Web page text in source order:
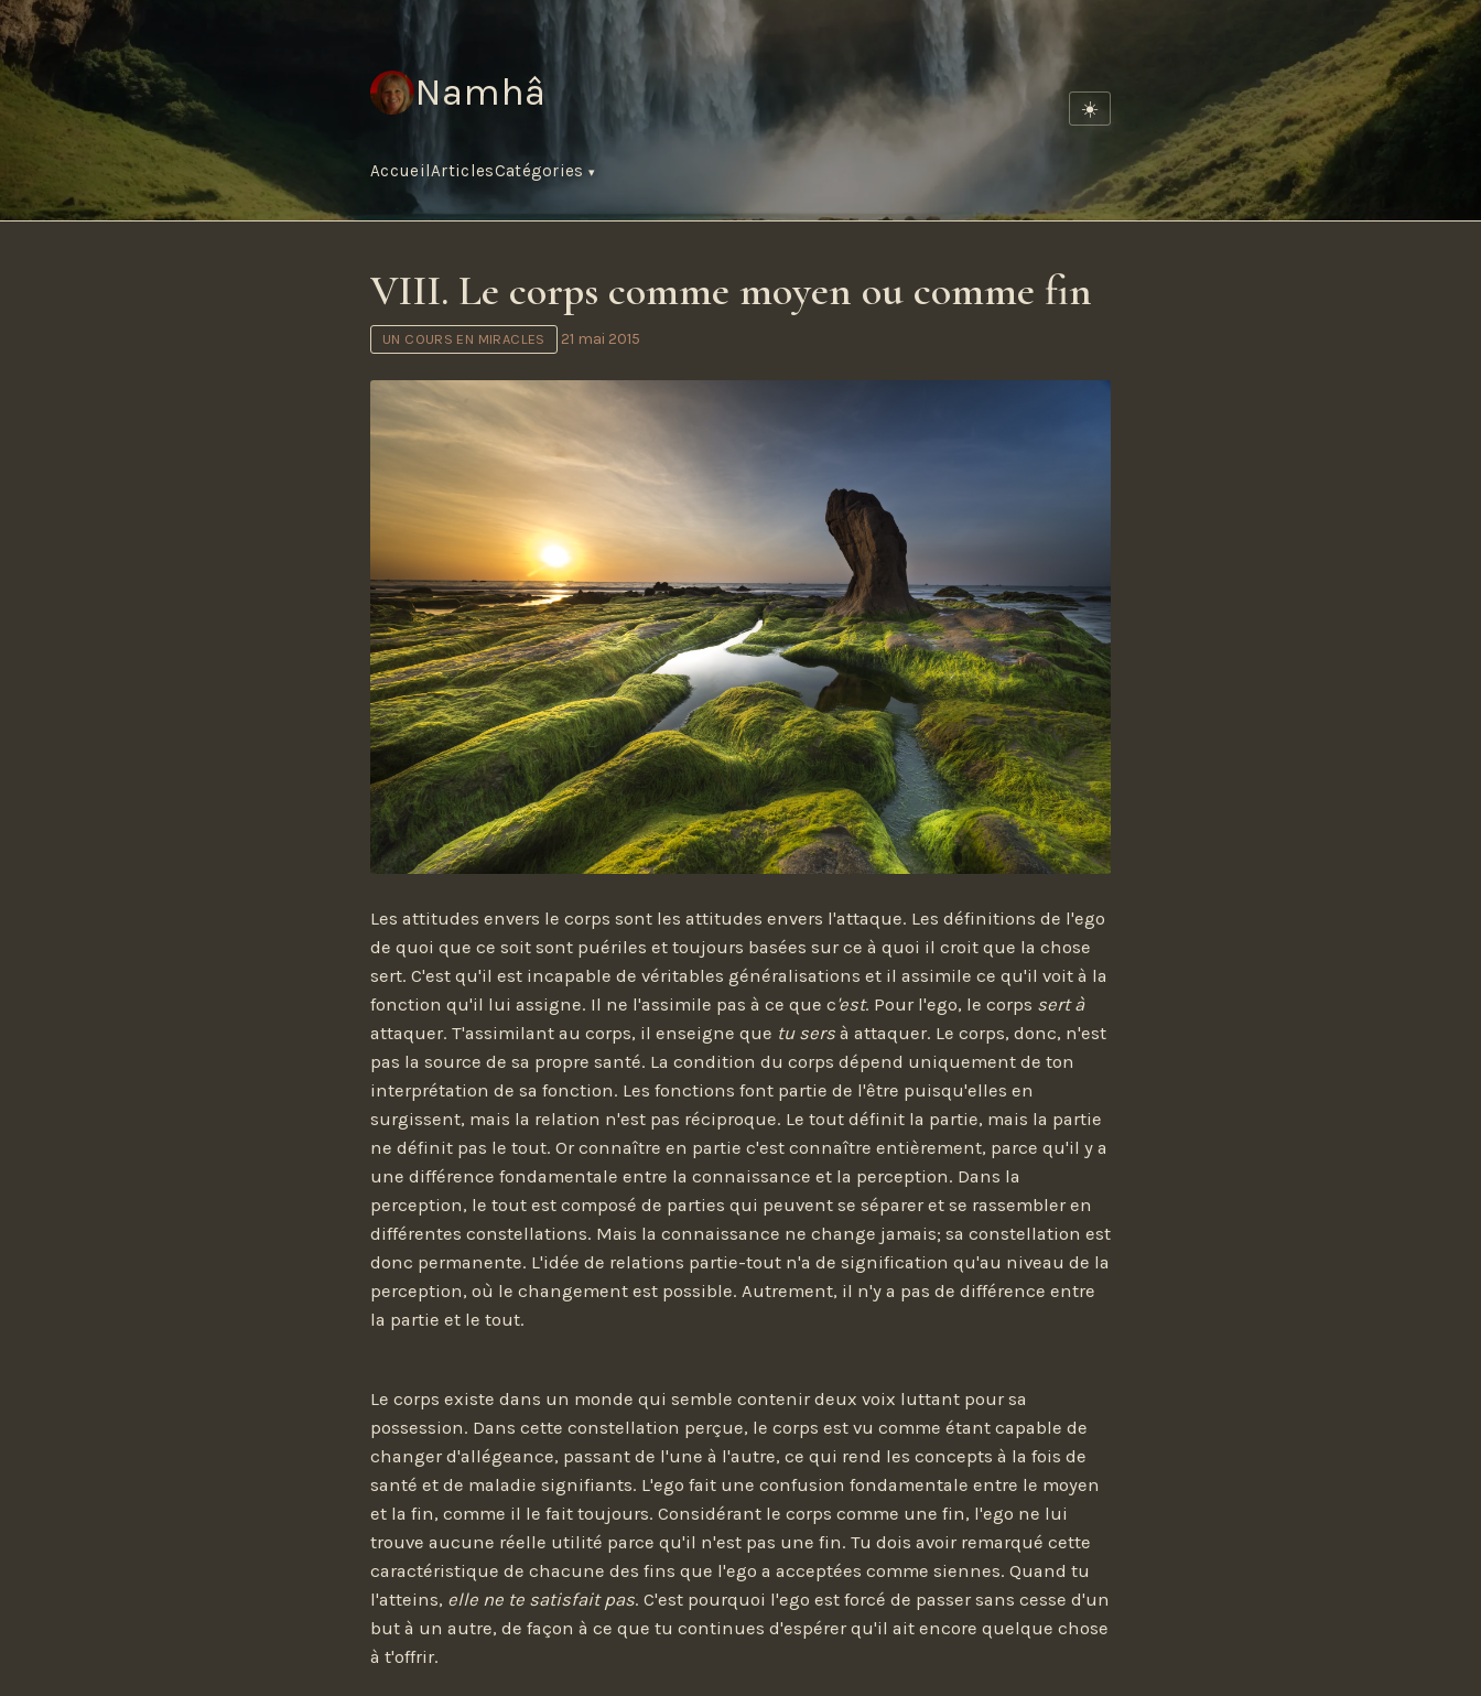
Namhâ ☀️
AccueilArticlesCatégories
VIII. Le corps comme moyen ou comme fin
UN COURS EN MIRACLES 21 mai 2015
Les attitudes envers le corps sont les attitudes envers l'attaque. Les définitions de l'ego
de quoi que ce soit sont puériles et toujours basées sur ce à quoi il croit que la chose
sert. C'est qu'il est incapable de véritables généralisations et il assimile ce qu'il voit à la
fonction qu'il lui assigne. Il ne l'assimile pas à ce que c'est. Pour l'ego, le corps sert à
attaquer. T'assimilant au corps, il enseigne que tu sers à attaquer. Le corps, donc, n'est
pas la source de sa propre santé. La condition du corps dépend uniquement de ton
interprétation de sa fonction. Les fonctions font partie de l'être puisqu'elles en
surgissent, mais la relation n'est pas réciproque. Le tout définit la partie, mais la partie
ne définit pas le tout. Or connaître en partie c'est connaître entièrement, parce qu'il y a
une différence fondamentale entre la connaissance et la perception. Dans la
perception, le tout est composé de parties qui peuvent se séparer et se rassembler en
différentes constellations. Mais la connaissance ne change jamais; sa constellation est
donc permanente. L'idée de relations partie-tout n'a de signification qu'au niveau de la
perception, où le changement est possible. Autrement, il n'y a pas de différence entre
la partie et le tout.
Le corps existe dans un monde qui semble contenir deux voix luttant pour sa
possession. Dans cette constellation perçue, le corps est vu comme étant capable de
changer d'allégeance, passant de l'une à l'autre, ce qui rend les concepts à la fois de
santé et de maladie signifiants. L'ego fait une confusion fondamentale entre le moyen
et la fin, comme il le fait toujours. Considérant le corps comme une fin, l'ego ne lui
trouve aucune réelle utilité parce qu'il n'est pas une fin. Tu dois avoir remarqué cette
caractéristique de chacune des fins que l'ego a acceptées comme siennes. Quand tu
l'atteins, elle ne te satisfait pas. C'est pourquoi l'ego est forcé de passer sans cesse d'un
but à un autre, de façon à ce que tu continues d'espérer qu'il ait encore quelque chose
à t'offrir.